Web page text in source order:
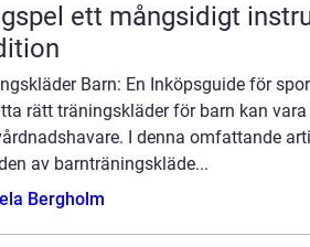
instrument med stark
Barn: En Inköpsguide för
rätt träningskläder för barn kan
I denna omfattande
av barnträningskläde...
Bergholm